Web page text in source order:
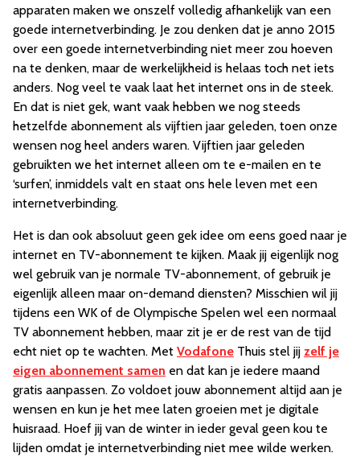
apparaten maken we onszelf volledig afhankelijk van een
goede internetverbinding. Je zou denken dat je anno 2015
over een goede internetverbinding niet meer zou hoeven
na te denken, maar de werkelijkheid is helaas toch net iets
anders. Nog veel te vaak laat het internet ons in de steek.
En dat is niet gek, want vaak hebben we nog steeds
hetzelfde abonnement als vijftien jaar geleden, toen onze
wensen nog heel anders waren. Vijftien jaar geleden
gebruikten we het internet alleen om te e-mailen en te
‘surfen’, inmiddels valt en staat ons hele leven met een
internetverbinding.
Het is dan ook absoluut geen gek idee om eens goed naar je
internet en TV-abonnement te kijken. Maak jij eigenlijk nog
wel gebruik van je normale TV-abonnement, of gebruik je
eigenlijk alleen maar on-demand diensten? Misschien wil jij
tijdens een WK of de Olympische Spelen wel een normaal
TV abonnement hebben, maar zit je er de rest van de tijd
echt niet op te wachten. Met Vodafone Thuis stel jij zelf je
eigen abonnement samen en dat kan je iedere maand
gratis aanpassen. Zo voldoet jouw abonnement altijd aan je
wensen en kun je het mee laten groeien met je digitale
huisraad. Hoef jij van de winter in ieder geval geen kou te
lijden omdat je internetverbinding niet mee wilde werken.